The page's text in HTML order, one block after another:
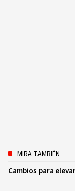
MIRA TAMBIÉN
Cambios para